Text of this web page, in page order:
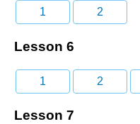
1 2
Lesson 6
1 2
Lesson 7